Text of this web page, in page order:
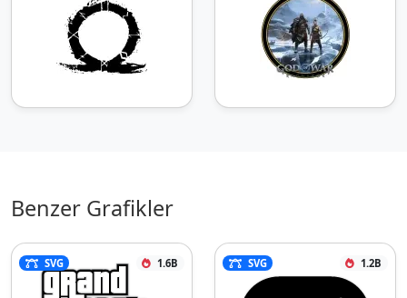
Benzer Grafikler
SVG 1.6B SVG 1.2B